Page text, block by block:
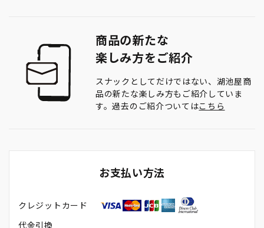
商品の新たな
楽しみ方をご紹介
スナックとしてだけではない、湖池屋商
品の新たな楽しみ方もご紹介していま
す。過去のご紹介ついてはこちら
お支払い方法
クレジットカード
代金引換